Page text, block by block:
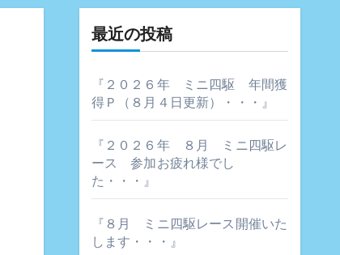
最近の投稿
『２０２６年 ミニ四駆 年間獲
得Ｐ（８月４日更新）・・・』
『２０２６年 ８月 ミニ四駆レ
ース 参加お疲れ様でし
た・・・』
『８月 ミニ四駆レース開催いた
します・・・』